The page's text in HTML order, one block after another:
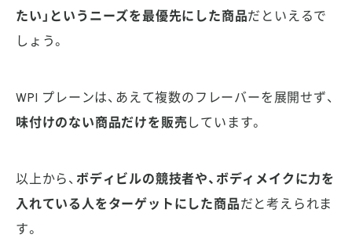
たい」というニーズを最優先にした商品だといえるで
しょう。
WPI プレーンは、あえて複数のフレーバーを展開せず、
味付けのない商品だけを販売しています。
以上から、 ボディビルの競技者や、ボディメイクに力を
入れている人をターゲットにした商品だと考えられま
す。